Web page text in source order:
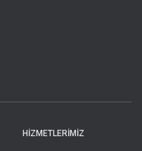
HIZMETLERIMIZ